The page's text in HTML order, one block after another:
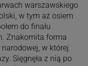
warszawskiego
w tym aż osiem
do finału
Znakomita forma
w której
Sięgnęła z nią po